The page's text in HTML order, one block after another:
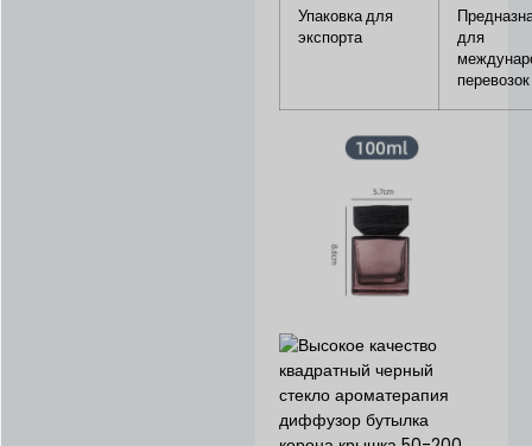
Упаковка для
экспорта
для
перевозок